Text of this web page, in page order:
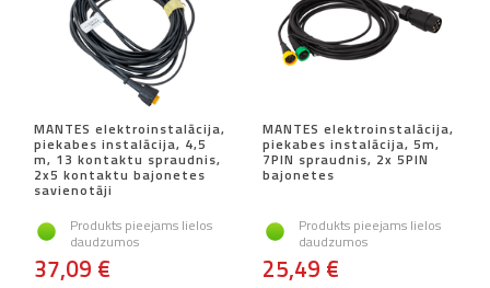
MANTES elektroinstalācija,
piekabes instalācija, 4,5
m, 13 kontaktu spraudnis,
2x5 kontaktu bajonetes
savienotāji
Produkts pieejams lielos
daudzumos
37,09 €
MANTES elektroinstalācija,
piekabes instalācija, 5m,
7PIN spraudnis, 2x 5PIN
bajonetes
Produkts pieejams lielos
daudzumos
25,49 €